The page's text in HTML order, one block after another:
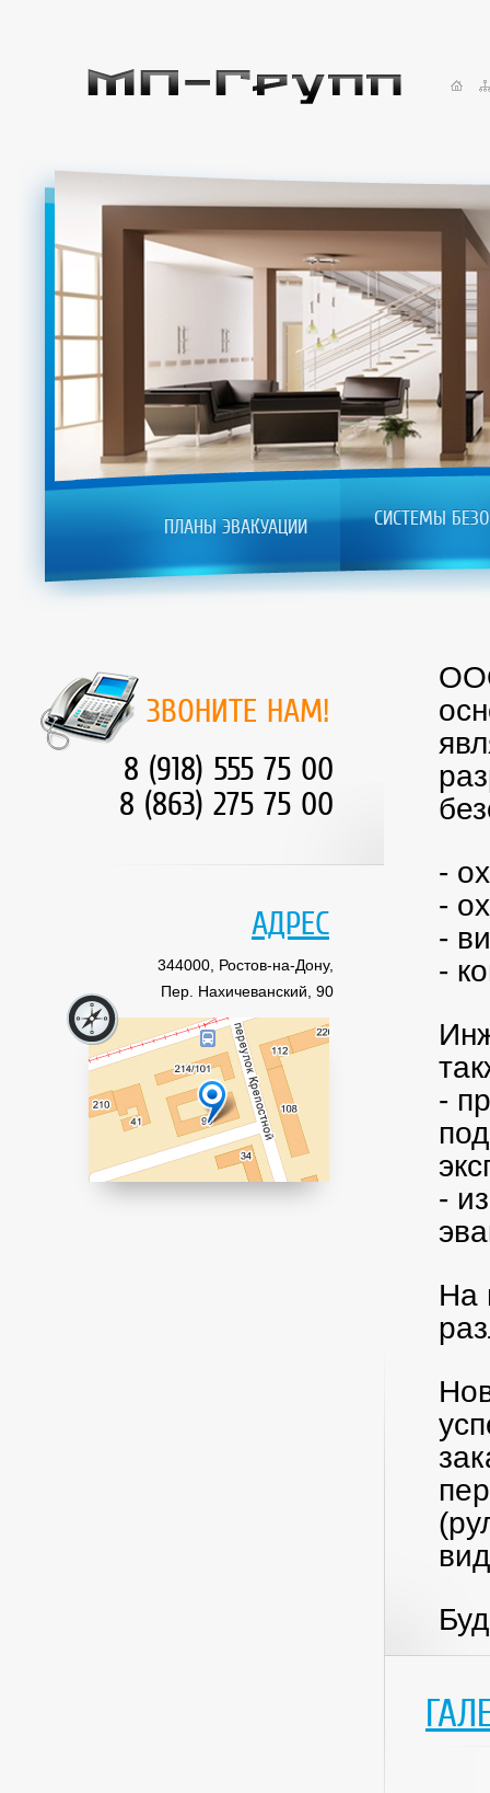
ПЛАНЫ ЭВАКУАЦИИ СИСТЕМЫ
ЗВОНИТЕ НАМ!
8 (918) 555 75 00
8 (863) 275 75 00
АДРЕС
344000, Ростов-на-Дону,
Пер. Нахичеванский, 90
-
-
-
-
-
-
На